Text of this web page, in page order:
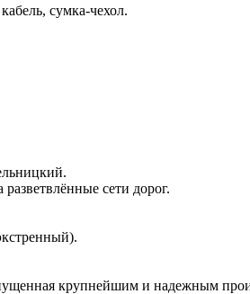
сумка-чехол.
сети дорог.
крупнейшим и надежным